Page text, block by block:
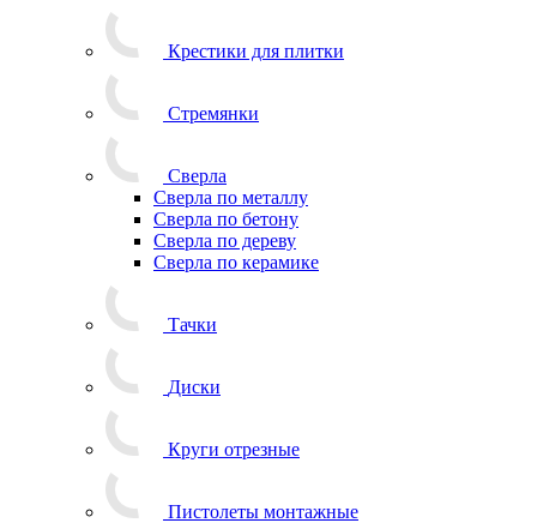
Крестики для плитки
Стремянки
Сверла
Сверла по металлу
Сверла по бетону
Сверла по дереву
Сверла по керамике
Тачки
Диски
Круги отрезные
Пистолеты монтажные